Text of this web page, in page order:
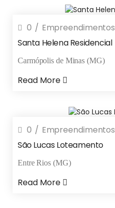
0
Empreendimentos
Santa Helena Residencial
Carmópolis de Minas (MG)
Read More
0
Empreendimentos
São Lucas Loteamento
Entre Rios (MG)
Read More